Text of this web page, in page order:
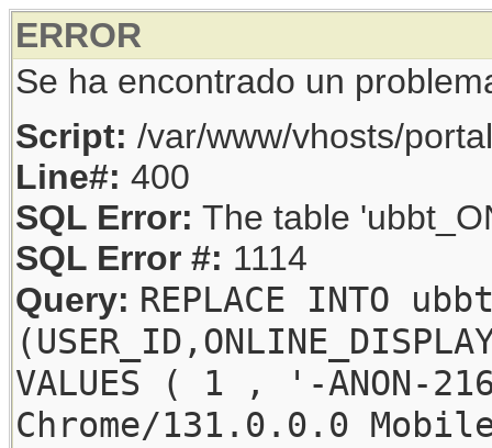
ERROR
Se ha encontrado un
Script: /var/www/vhosts/
Line#: 400
SQL Error: The table
SQL Error #: 1114
Query: REPLACE INTO
VALUES ( 1 , '-
Chrome/131.0.0.0